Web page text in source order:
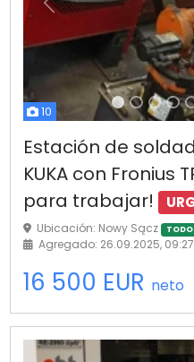
10
Anterior
Estación de
KUKA con Fronius
para trabajar!
Ubicación: Nowy Sącz TODO
Agregado: 26.09.2025, 09:27
16 500 EUR neto